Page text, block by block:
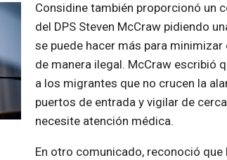
Considine también proporcionó un
del DPS Steven McCraw pidiendo
se puede hacer más para
de manera ilegal. McCraw escribió
a los migrantes que no crucen la
puertos de entrada y vigilar de
necesite atención médica.
En otro comunicado, reconoció que